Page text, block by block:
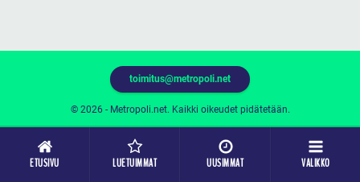
ETUSIVU LUETUIMMAT UUSIMMAT VALIKKO
© 2026 - Metropoli.net. Kaikki oikeudet pidätetään.
toimitus@metropoli.net